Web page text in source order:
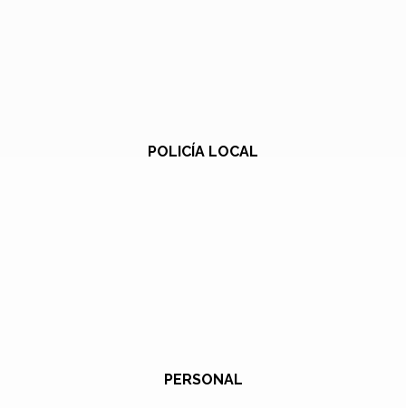
POLICÍA LOCAL
PERSONAL